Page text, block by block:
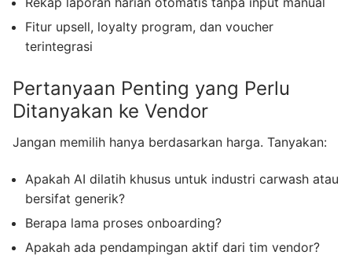
Fitur upsell, loyalty program, dan voucher
terintegrasi
Pertanyaan Penting yang Perlu
Ditanyakan ke Vendor
Jangan memilih hanya berdasarkan harga. Tanyakan:
Apakah AI dilatih khusus untuk industri carwash atau
bersifat generik?
Berapa lama proses onboarding?
Apakah ada pendampingan aktif dari tim vendor?